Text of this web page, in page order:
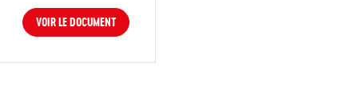
VOIR LE DOCUMENT